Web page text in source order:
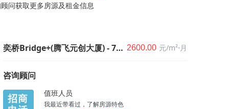
问获取更多房源及租金信息
奕桥Bridge+(腾飞元创大厦) - 70㎡ 2600.00 元/m²⋅月
咨询顾问
值班人员
我最近带看过，了解房源特色